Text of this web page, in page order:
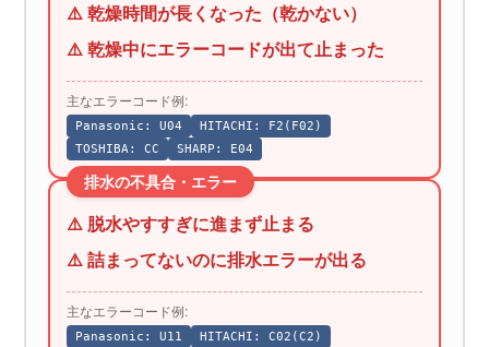
⚠️ 乾燥時間が長くなった（乾かない）
⚠️ 乾燥中にエラーコードが出て止まった
主なエラーコード例:
Panasonic: U04
HITACHI: F2(F02)
TOSHIBA: CC
SHARP: E04
排水の不具合・エラー
⚠️ 脱水やすすぎに進まず止まる
⚠️ 詰まってないのに排水エラーが出る
主なエラーコード例:
Panasonic: U11
HITACHI: C02(C2)